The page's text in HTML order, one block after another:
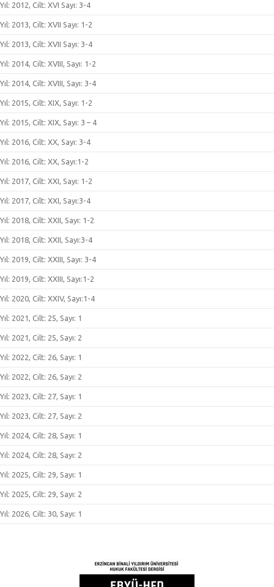
Yıl: 2012, Cilt: XVI Sayı: 3-4
Yıl: 2013, Cilt: XVII Sayı: 1-2
Yıl: 2013, Cilt: XVII Sayı: 3-4
Yıl: 2014, Cilt: XVIII, Sayı: 1-2
Yıl: 2014, Cilt: XVIII, Sayı: 3-4
Yıl: 2015, Cilt: XIX, Sayı: 1-2
Yıl: 2015, Cilt: XIX, Sayı: 3 – 4
Yıl: 2016, Cilt: XX, Sayı: 3-4
Yıl: 2016, Cilt: XX, Sayı:1-2
Yıl: 2017, Cilt: XXI, Sayı: 1-2
Yıl: 2017, Cilt: XXI, Sayı:3-4
Yıl: 2018, Cilt: XXII, Sayı: 1-2
Yıl: 2018, Cilt: XXII, Sayı:3-4
Yıl: 2019, Cilt: XXIII, Sayı: 3-4
Yıl: 2019, Cilt: XXIII, Sayı:1-2
Yıl: 2020, Cilt: XXIV, Sayı:1-4
Yıl: 2021, Cilt: 25, Sayı: 1
Yıl: 2021, Cilt: 25, Sayı: 2
Yıl: 2022, Cilt: 26, Sayı: 1
Yıl: 2022, Cilt: 26, Sayı: 2
Yıl: 2023, Cilt: 27, Sayı: 1
Yıl: 2023, Cilt: 27, Sayı: 2
Yıl: 2024, Cilt: 28, Sayı: 1
Yıl: 2024, Cilt: 28, Sayı: 2
Yıl: 2025, Cilt: 29, Sayı: 1
Yıl: 2025, Cilt: 29, Sayı: 2
Yıl: 2026, Cilt: 30, Sayı: 1